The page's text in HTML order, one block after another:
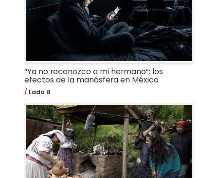
“Ya no reconozco a mi hermano”: los
efectos de la manósfera en México
Lado B